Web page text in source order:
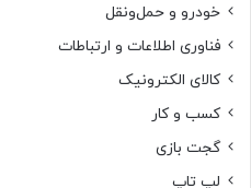
خودرو و حمل‌و‌نقل
فناوری اطلاعات و ارتباطات
کالای الکترونیک
کسب و کار
گجت بازی
لپ تاپ